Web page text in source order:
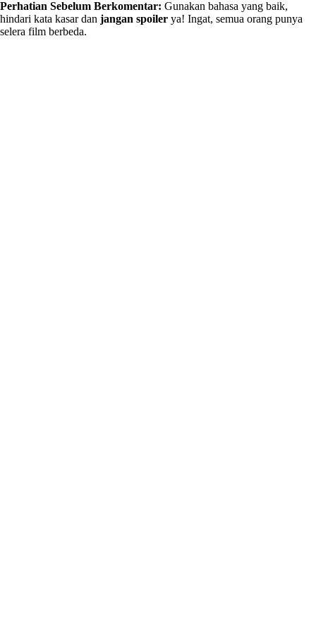
Perhatian Sebelum Berkomentar: Gunakan bahasa yang baik,
hindari kata kasar dan jangan spoiler ya! Ingat, semua orang punya
selera film berbeda.